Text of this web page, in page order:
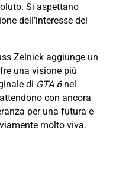
Si aspettano
dell’interesse del
Zelnick aggiunge un
una visione più
di GTA 6nel
con ancora
per una futura e
molto viva.